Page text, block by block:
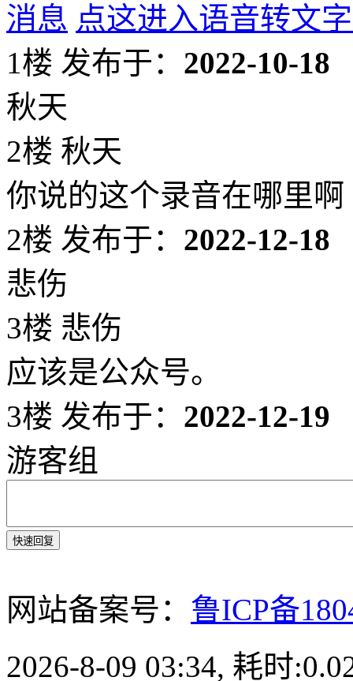
消息 点这进入语音转文
1楼 发布于： 2022-10-18
秋天
2楼 秋天
你说的这个录音在哪里啊
2楼 发布于： 2022-12-18
悲伤
3楼 悲伤
应该是公众号。
3楼 发布于： 2022-12-19
游客组
快速回复
网站备案号： 鲁ICP备
2026-8-09 03:34, 耗时